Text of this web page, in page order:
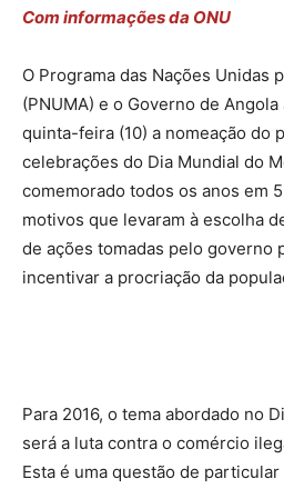
Com informações da ONU
O Programa das Nações Unidas
(PNUMA) e o Governo de Angola
quinta-feira (10) a nomeação do
celebrações do Dia Mundial do
comemorado todos os anos em
motivos que levaram à escolha
de ações tomadas pelo governo
incentivar a procriação da
Para 2016, o tema abordado no
será a luta contra o comércio
Esta é uma questão de